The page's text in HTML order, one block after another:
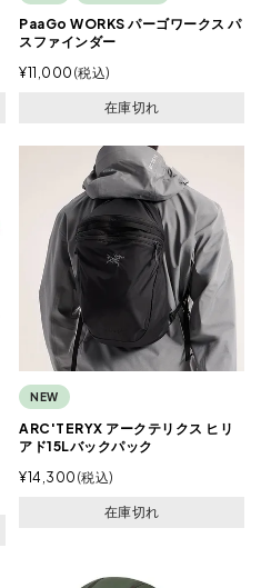
PaaGo WORKS パーゴワークス パ
スファインダー
¥11,000 税込
在庫切れ
NEW
ARC'TERYX アークテリクス ヒリ
アド15Lバックパック
¥14,300 税込
在庫切れ